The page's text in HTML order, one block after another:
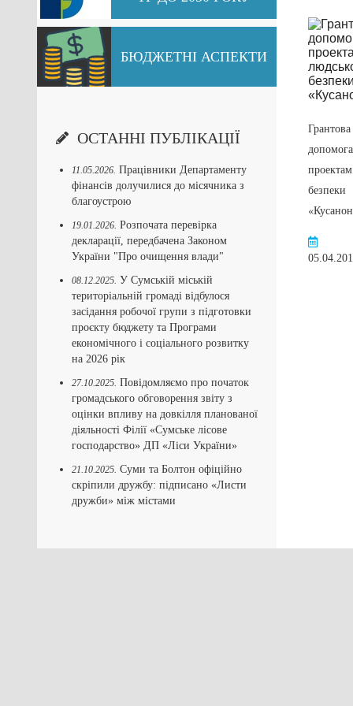
БЮДЖЕТНІ АСПЕКТИ
ОСТАННІ ПУБЛІКАЦІЇ
11.05.2026. Працівники Департаменту
фінансів долучилися до місячника з
благоустрою
19.01.2026. Розпочата перевірка
декларації, передбачена Законом
України "Про очищення влади"
08.12.2025. У Сумській міській
територіальній громаді відбулося
засідання робочої групи з підготовки
проєкту бюджету та Програми
економічного і соціального розвитку
на 2026 рік
27.10.2025. Повідомляємо про початок
громадського обговорення звіту з
оцінки впливу на довкілля планованої
діяльності Філії «Сумське лісове
господарство» ДП «Ліси України»
21.10.2025. Суми та Болтон офіційно
скріпили дружбу: підписано «Листи
дружби» між містами
програми ЄС
«Молодіжне вікно
Східного
партнерства»
21.02.2017
Перейти
Грантова
допомога
безпеки